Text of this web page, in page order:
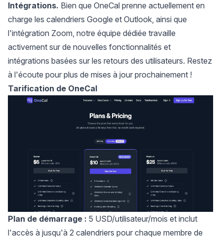
Intégrations. Bien que OneCal prenne actuellement en
charge les calendriers Google et Outlook, ainsi que
l'intégration Zoom, notre équipe dédiée travaille
activement sur de nouvelles fonctionnalités et
intégrations basées sur les retours des utilisateurs. Restez
à l'écoute pour plus de mises à jour prochainement !
Tarification de OneCal
Plan de démarrage : 5 USD/utilisateur/mois et inclut
l'accès à jusqu'à 2 calendriers pour chaque membre de